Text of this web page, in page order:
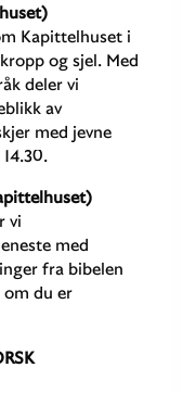
Kapittelhuset i
og sjel. Med
deler vi
av
med jevne
vi
med
fra bibelen
du er